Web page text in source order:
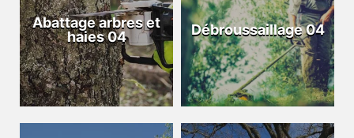
Abattage arbres et
haies 04
Débroussaillage 04